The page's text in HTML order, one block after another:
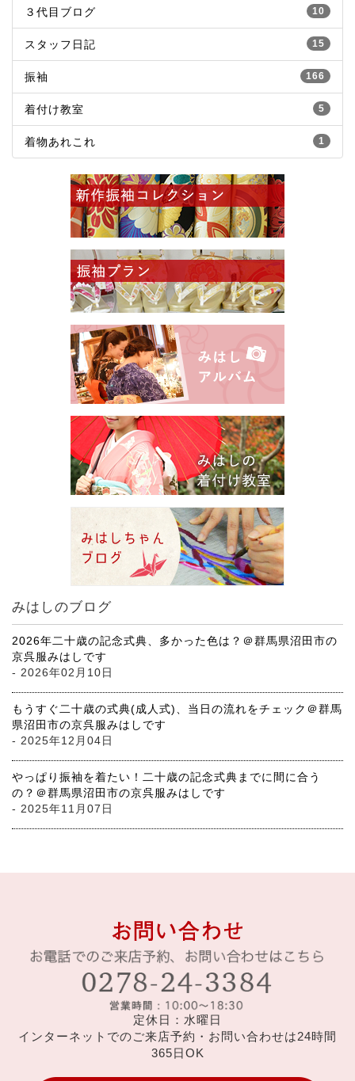
10
３代目ブログ
15
スタッフ日記
166
振袖
5
着付け教室
1
着物あれこれ
みはしのブログ
2026年二十歳の記念式典、多かった色は？＠群馬県沼田市の
京呉服みはしです
- 2026年02月10日
もうすぐ二十歳の式典(成人式)、当日の流れをチェック＠群馬
県沼田市の京呉服みはしです
- 2025年12月04日
やっぱり振袖を着たい！二十歳の記念式典までに間に合う
の？＠群馬県沼田市の京呉服みはしです
- 2025年11月07日
定休日：水曜日
インターネットでのご来店予約・お問い合わせは24時間
365日OK